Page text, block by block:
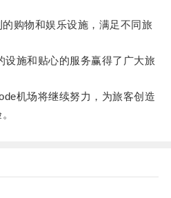
物和娱乐设施，满足不同旅
施和贴心的服务赢得了广大旅
机场将继续努力，为旅客创造